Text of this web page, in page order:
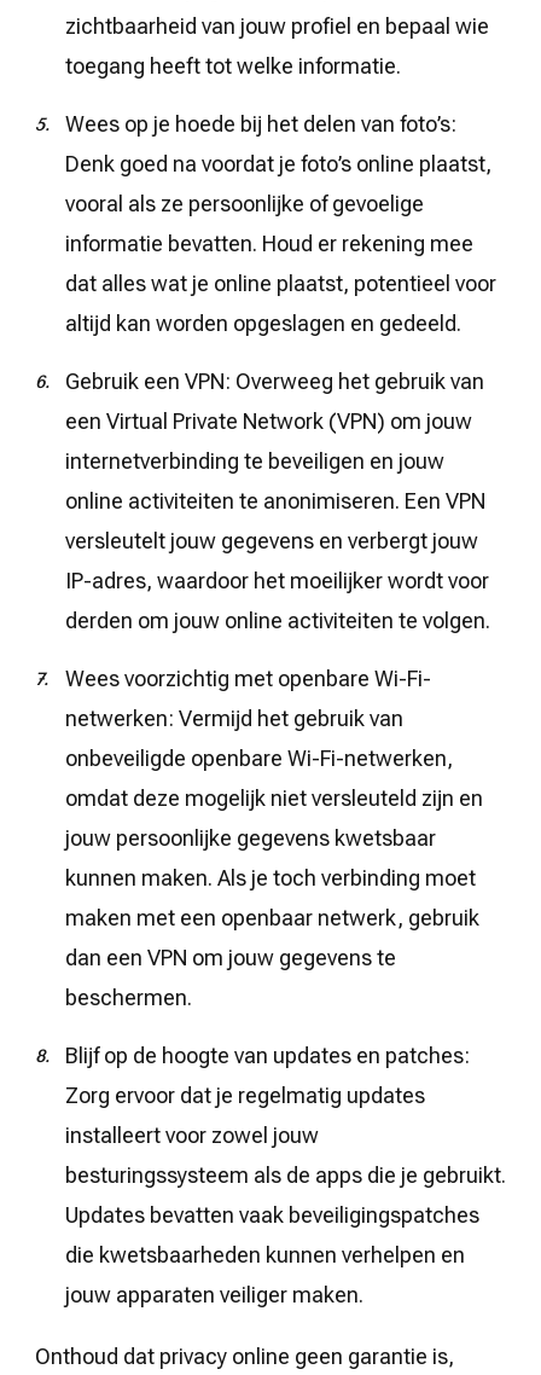
zichtbaarheid van jouw profiel en bepaal wie
toegang heeft tot welke informatie.
Wees op je hoede bij het delen van foto’s:
Denk goed na voordat je foto’s online plaatst,
vooral als ze persoonlijke of gevoelige
informatie bevatten. Houd er rekening mee
dat alles wat je online plaatst, potentieel voor
altijd kan worden opgeslagen en gedeeld.
Gebruik een VPN: Overweeg het gebruik van
een Virtual Private Network (VPN) om jouw
internetverbinding te beveiligen en jouw
online activiteiten te anonimiseren. Een VPN
versleutelt jouw gegevens en verbergt jouw
IP-adres, waardoor het moeilijker wordt voor
derden om jouw online activiteiten te volgen.
Wees voorzichtig met openbare Wi-Fi-
netwerken: Vermijd het gebruik van
onbeveiligde openbare Wi-Fi-netwerken,
omdat deze mogelijk niet versleuteld zijn en
jouw persoonlijke gegevens kwetsbaar
kunnen maken. Als je toch verbinding moet
maken met een openbaar netwerk, gebruik
dan een VPN om jouw gegevens te
beschermen.
Blijf op de hoogte van updates en patches:
Zorg ervoor dat je regelmatig updates
installeert voor zowel jouw
besturingssysteem als de apps die je gebruikt.
Updates bevatten vaak beveiligingspatches
die kwetsbaarheden kunnen verhelpen en
jouw apparaten veiliger maken.
Onthoud dat privacy online geen garantie is,